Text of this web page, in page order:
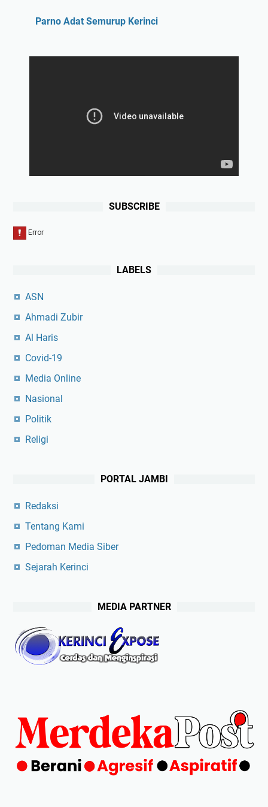
Parno Adat Semurup Kerinci
SUBSCRIBE
LABELS
ASN
Ahmadi Zubir
Al Haris
Covid-19
Media Online
Nasional
Politik
Religi
PORTAL JAMBI
Redaksi
Tentang Kami
Pedoman Media Siber
Sejarah Kerinci
MEDIA PARTNER